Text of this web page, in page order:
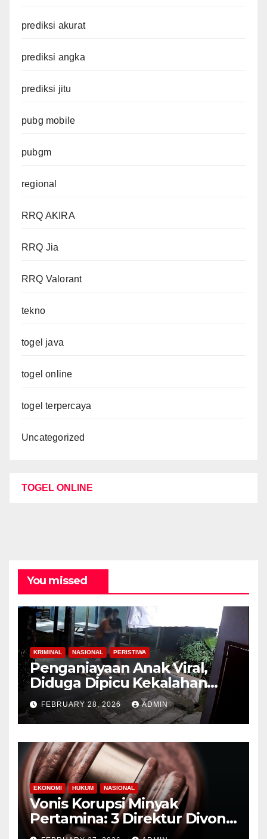
prediksi akurat
prediksi angka
prediksi jitu
pubg mobile
pubgm
regional
RRQ AKIRA
RRQ Jia
RRQ Valorant
tekno
togel java
togel online
togel terpercaya
Uncategorized
TOGEL ONLINE
You missed
KRIMINAL NASIONAL PERISTIWA
Penganiayaan Anak Viral,
Diduga Dipicu Kekalahan
Lomba Lari
FEBRUARY 28, 2026 ADMIN
EKONOMI HUKUM NASIONAL
Vonis Korupsi Minyak
Pertamina: 3 Direktur Divonis
9-10 Tahun Penjara